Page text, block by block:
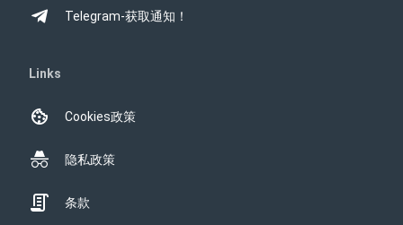
Telegram-获取通知！
Links
Cookies政策
隐私政策
条款